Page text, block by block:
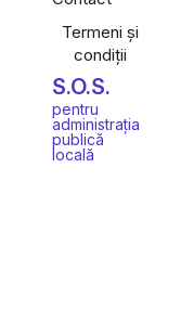
Termeni și
condiții
S.O.S.
pentru
administrația
publică
locală